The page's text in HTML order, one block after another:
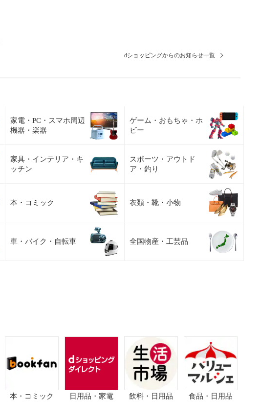
dショッピングからのお知らせ一覧
家電・PC・スマホ周辺
機器・楽器
ゲーム・おもちゃ・ホ
ビー
家具・インテリア・キ
ッチン
スポーツ・アウトド
ア・釣り
本・コミック 衣類・靴・小物
車・バイク・自転車 全国物産・工芸品
本・コミック 日用品・家電 飲料・日用品 食品・日用品